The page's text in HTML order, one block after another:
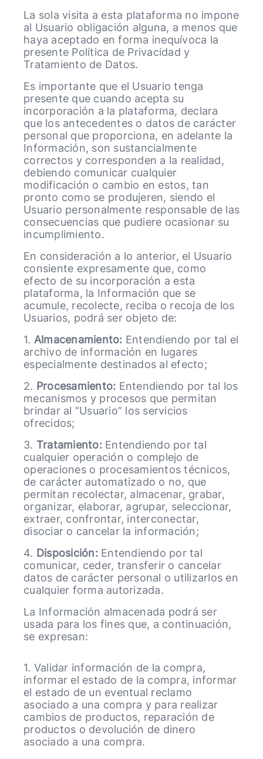
La sola visita a esta plataforma no impone
al Usuario obligación alguna, a menos que
haya aceptado en forma inequívoca la
presente Política de Privacidad y
Tratamiento de Datos.
Es importante que el Usuario tenga
presente que cuando acepta su
incorporación a la plataforma, declara
que los antecedentes o datos de carácter
personal que proporciona, en adelante la
Información, son sustancialmente
correctos y corresponden a la realidad,
debiendo comunicar cualquier
modificación o cambio en estos, tan
pronto como se produjeren, siendo el
Usuario personalmente responsable de las
consecuencias que pudiere ocasionar su
incumplimiento.
En consideración a lo anterior, el Usuario
consiente expresamente que, como
efecto de su incorporación a esta
plataforma, la Información que se
acumule, recolecte, reciba o recoja de los
Usuarios, podrá ser objeto de:
1. Almacenamiento: Entendiendo por tal el
archivo de información en lugares
especialmente destinados al efecto;
2. Procesamiento: Entendiendo por tal los
mecanismos y procesos que permitan
brindar al “Usuario” los servicios
ofrecidos;
3. Tratamiento: Entendiendo por tal
cualquier operación o complejo de
operaciones o procesamientos técnicos,
de carácter automatizado o no, que
permitan recolectar, almacenar, grabar,
organizar, elaborar, agrupar, seleccionar,
extraer, confrontar, interconectar,
disociar o cancelar la información;
4. Disposición: Entendiendo por tal
comunicar, ceder, transferir o cancelar
datos de carácter personal o utilizarlos en
cualquier forma autorizada.
La Información almacenada podrá ser
usada para los fines que, a continuación,
se expresan:
1. Validar información de la compra,
informar el estado de la compra, informar
el estado de un eventual reclamo
asociado a una compra y para realizar
cambios de productos, reparación de
productos o devolución de dinero
asociado a una compra.